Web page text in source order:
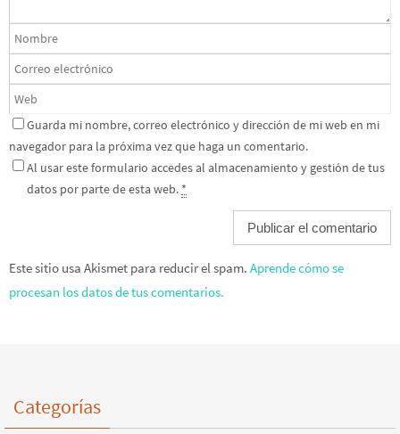
Guarda mi nombre, correo electrónico y dirección de mi web en mi
navegador para la próxima vez que haga un comentario.
Al usar este formulario accedes al almacenamiento y gestión de tus
datos por parte de esta web. *
Este sitio usa Akismet para reducir el spam. Aprende cómo se
procesan los datos de tus comentarios.
Categorías